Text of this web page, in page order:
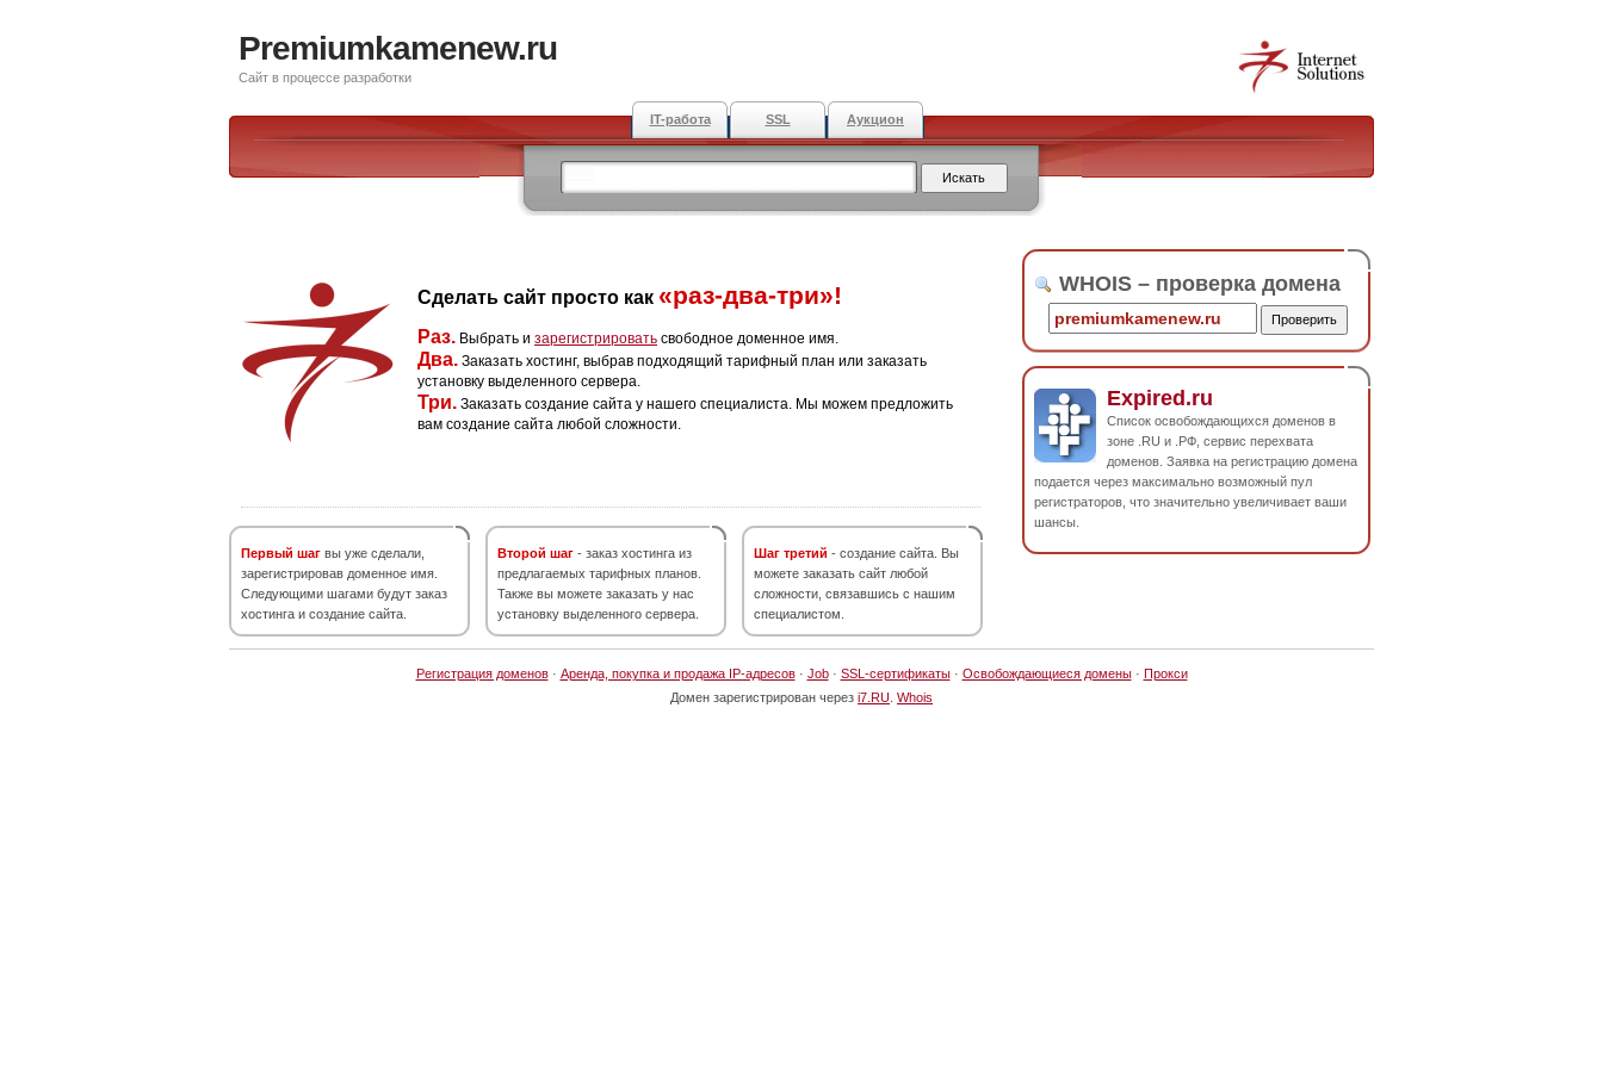
Premiumkamenew.ru
Сайт в процессе разработки
IT-работа SSL Аукцион
Сделать сайт просто как «раз-два-три»!
Раз. Выбрать и зарегистрировать свободное доменное имя.
Два. Заказать хостинг, выбрав подходящий тарифный план или заказать
установку выделенного сервера.
Три. Заказать создание сайта у нашего специалиста. Мы можем предложить
вам создание сайта любой сложности.
Первый шаг вы уже сделали,
зарегистрировав доменное имя.
Следующими шагами будут заказ
хостинга и создание сайта.
Второй шаг - заказ хостинга из
предлагаемых тарифных планов.
Также вы можете заказать у нас
установку выделенного сервера.
Шаг третий - создание сайта. Вы
можете заказать сайт любой
сложности, связавшись с нашим
специалистом.
WHOIS – проверка домена
Expired.ru
Список освобождающихся доменов в
зоне .RU и .РФ, сервис перехвата
доменов. Заявка на регистрацию домена
подается через максимально возможный пул
регистраторов, что значительно увеличивает ваши
шансы.
Регистрация доменов· Аренда, покупка и продажа IP-адресов· Job· SSL-сертификаты· Освобождающиеся домены· Прокси
Домен зарегистрирован через i7.RU Whois